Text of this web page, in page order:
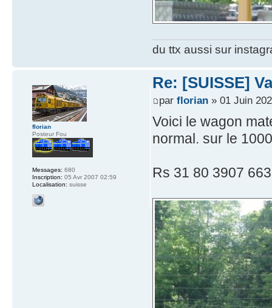
du ttx aussi sur
Re: [SUISSE]
par florian» 01 Juin
Voici le wagon
normal. sur le
Rs 31 80 3907
florian
Posteur Fou
Messages: 680
Inscription: 05 Avr 2007 02:59
Localisation: suisse